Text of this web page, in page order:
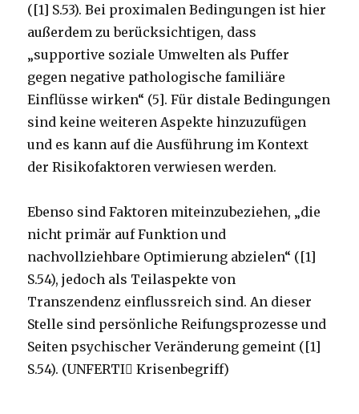
([1] S.53). Bei proximalen Bedingungen ist hier
außerdem zu berücksichtigen, dass
„supportive soziale Umwelten als Puffer
gegen negative pathologische familiäre
Einflüsse wirken“ (5]. Für distale Bedingungen
sind keine weiteren Aspekte hinzuzufügen
und es kann auf die Ausführung im Kontext
der Risikofaktoren verwiesen werden.
Ebenso sind Faktoren miteinzubeziehen, „die
nicht primär auf Funktion und
nachvollziehbare Optimierung abzielen“ ([1]
S.54), jedoch als Teilaspekte von
Transzendenz einflussreich sind. An dieser
Stelle sind persönliche Reifungsprozesse und
Seiten psychischer Veränderung gemeint ([1]
S.54). (UNFERTI Krisenbegriff)